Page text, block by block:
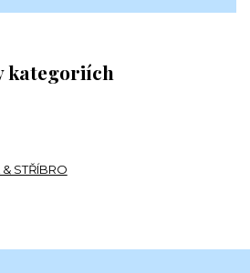
kategoriích
STŘÍBRO